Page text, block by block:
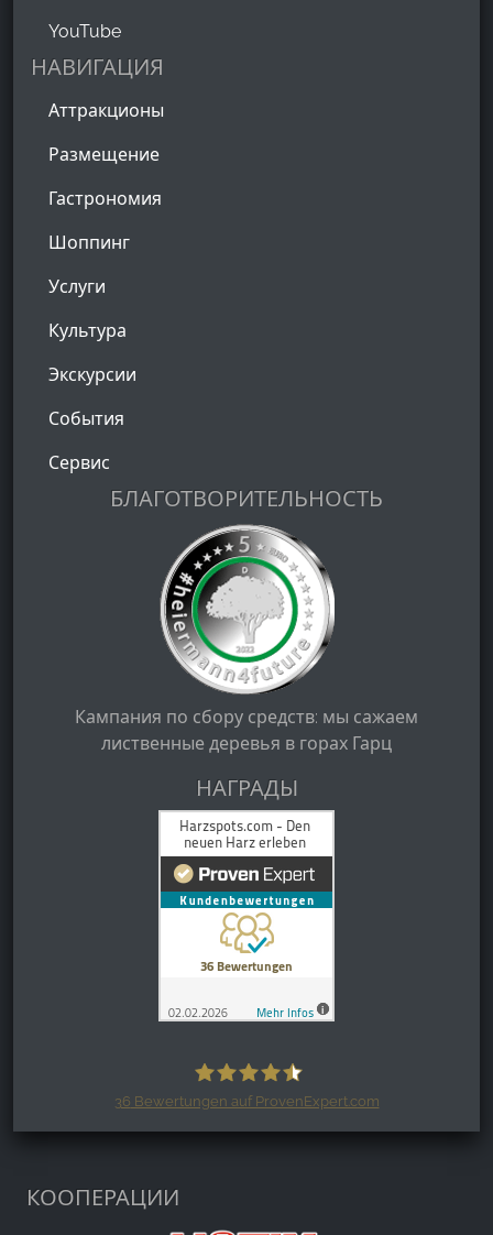
YouTube
НАВИГАЦИЯ
Аттракционы
Размещение
Гастрономия
Шоппинг
Услуги
Культура
Экскурсии
События
Сервис
БЛАГОТВОРИТЕЛЬНОСТЬ
Кампания по сбору средств: мы сажаем
лиственные деревья в горах Гарц
НАГРАДЫ
36 Bewertungen auf ProvenExpert.com
КООПЕРАЦИИ